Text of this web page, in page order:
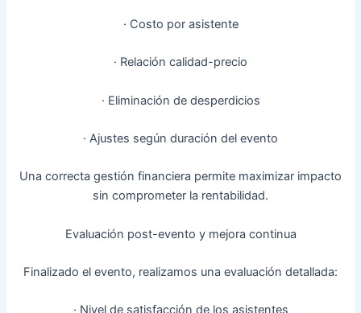
· Costo por asistente
· Relación calidad-precio
· Eliminación de desperdicios
· Ajustes según duración del evento
Una correcta gestión financiera permite maximizar impacto
sin comprometer la rentabilidad.
Evaluación post-evento y mejora continua
Finalizado el evento, realizamos una evaluación detallada:
· Nivel de satisfacción de los asistentes